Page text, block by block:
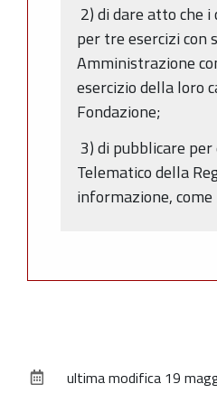
2) di dare atto che
per tre esercizi con
Amministrazione
esercizio della loro
Fondazione;
3) di pubblicare
Telematico della
informazione,
documentoultima modifica 19